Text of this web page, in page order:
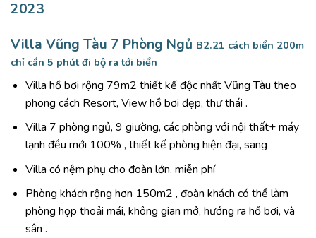
2023
Villa Vũng Tàu 7 Phòng Ngủ B2.21 cách biển 200m
chỉ cần 5 phút đi bộ ra tới biển
Villa hồ bơi rộng 79m2 thiết kế độc nhất Vũng Tàu theo
phong cách Resort, View hồ bơi đẹp, thư thái .
Villa 7 phòng ngủ, 9 giường, các phòng với nội thất+ máy
lạnh đều mới 100% , thiết kế phòng hiện đại, sang
Villa có nệm phụ cho đoàn lớn, miễn phí
Phòng khách rộng hơn 150m2 , đoàn khách có thể làm
phòng họp thoải mái, không gian mở, hướng ra hồ bơi, và
sân .